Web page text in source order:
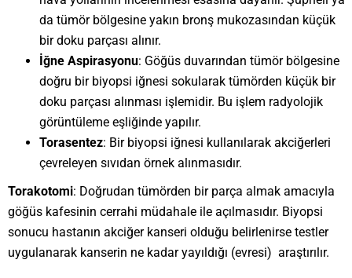
da tümör bölgesine yakın bronş mukozasından küçük
bir doku parçası alınır.
İğne Aspirasyonu: Göğüs duvarından tümör bölgesine
doğru bir biyopsi iğnesi sokularak tümörden küçük bir
doku parçası alınması işlemidir. Bu işlem radyolojik
görüntüleme eşliğinde yapılır.
Torasentez: Bir biyopsi iğnesi kullanılarak akciğerleri
çevreleyen sıvıdan örnek alınmasıdır.
Torakotomi: Doğrudan tümörden bir parça almak amacıyla
göğüs kafesinin cerrahi müdahale ile açılmasıdır. Biyopsi
sonucu hastanın akciğer kanseri olduğu belirlenirse testler
uygulanarak kanserin ne kadar yayıldığı (evresi) araştırılır.